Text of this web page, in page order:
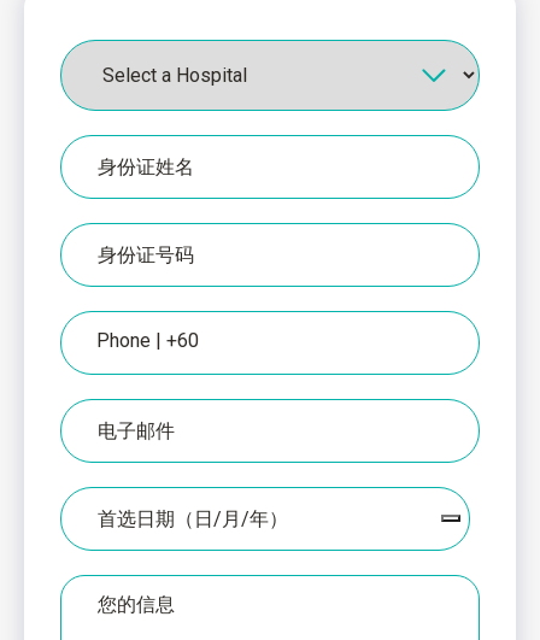
医
院
身
份
证
上
的
姓
IC
编
号
电
话
电
子
邮
件
日
期
无